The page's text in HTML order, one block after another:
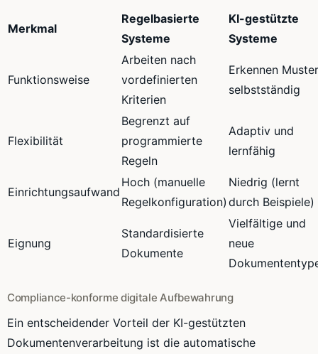
Merkmal
Regelbasierte
Systeme
KI-gestützte
Systeme
Funktionsweise
Arbeiten nach
vordefinierten
Kriterien
Erkennen Muster
selbstständig
Flexibilität
Begrenzt auf
programmierte
Regeln
Adaptiv und
lernfähig
Einrichtungsaufwand
Hoch (manuelle
Regelkonfiguration)
Niedrig (lernt
durch Beispiele)
Eignung
Standardisierte
Dokumente
Vielfältige und
neue
Compliance-konforme digitale Aufbewahrung
Ein entscheidender Vorteil der KI-gestützten
Dokumentenverarbeitung ist die automatische